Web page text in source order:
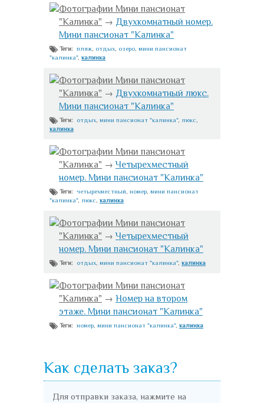
Фотографии Мини пансионат
"Калинка" → Двухкомнатный номер.
Мини пансионат "Калинка"
Теги: пляж отдых озеро мини пансионат
"калинка", калинка
Фотографии Мини пансионат
"Калинка" → Двухкомнатный люкс.
Мини пансионат "Калинка"
Теги: отдых мини пансионат "калинка", люкс
калинка
Фотографии Мини пансионат
"Калинка" →Четырехместный
номер. Мини пансионат "Калинка"
Теги: четырехместный номер мини пансионат
"калинка", люкс калинка
Фотографии Мини пансионат
"Калинка" →Четырехместный
номер. Мини пансионат "Калинка"
Теги: отдых мини пансионат "калинка", калинка
Фотографии Мини пансионат
"Калинка" → Номер на втором
этаже. Мини пансионат "Калинка"
Теги: номер мини пансионат "калинка", калинка
Как сделать заказ?
Для отправки заказа, нажмите на